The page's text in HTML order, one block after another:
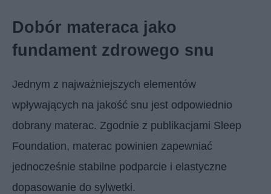
Dobór materaca jako
fundament zdrowego snu
Jednym z najważniejszych elementów
wpływających na jakość snu jest odpowiednio
dobrany materac. Zgodnie z publikacjami Sleep
Foundation, materac powinien zapewniać
jednocześnie stabilne podparcie i elastyczne
dopasowanie do sylwetki.